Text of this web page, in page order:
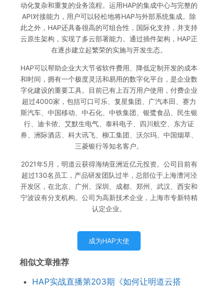
动化复杂和重复的业务流程。运用HAP的集成中心与完整的
API对接能力，用户可以轻松地将HAP与外部系统集成。除
此之外，HAP还具备很高的可组合性，国际化支持，并支持
云原生架构，实现了多云部署能力。通过插件架构，HAP正
在逐步建立起繁荣的实施与开发生态。
HAP可以帮助企业大大节省软件费用、降低定制开发的成本
和时间，拥有一个极度灵活和易用的数字化平台，是企业数
字化建设的重要工具。目前已有上百万用户使用，付费企业
超过4000家，包括可口可乐、复星集团、广汽本田、赛力
斯汽车、中国移动、中石化、中铁集团、银鹭食品、民生银
行、迪卡侬、艾默生电气、泰科电子、四川航空、东方证
券、洲际酒店、科大讯飞、柳工集团、沃尔玛、中国烟草、
三菱银行等知名客户。
2021年5月，明道云获得海纳亚洲近亿元投资。公司目前有
超过130名员工，产品研发团队过半，总部位于上海漕河泾
开发区，在北京、广州、深圳、成都、郑州、武汉、西安和
宁波设有分支机构。公司为高新技术企业，上海市专新特精
认定企业。
成为HAP大使
相似文章推荐
HAP实战直播第203期《如何让明道云搭